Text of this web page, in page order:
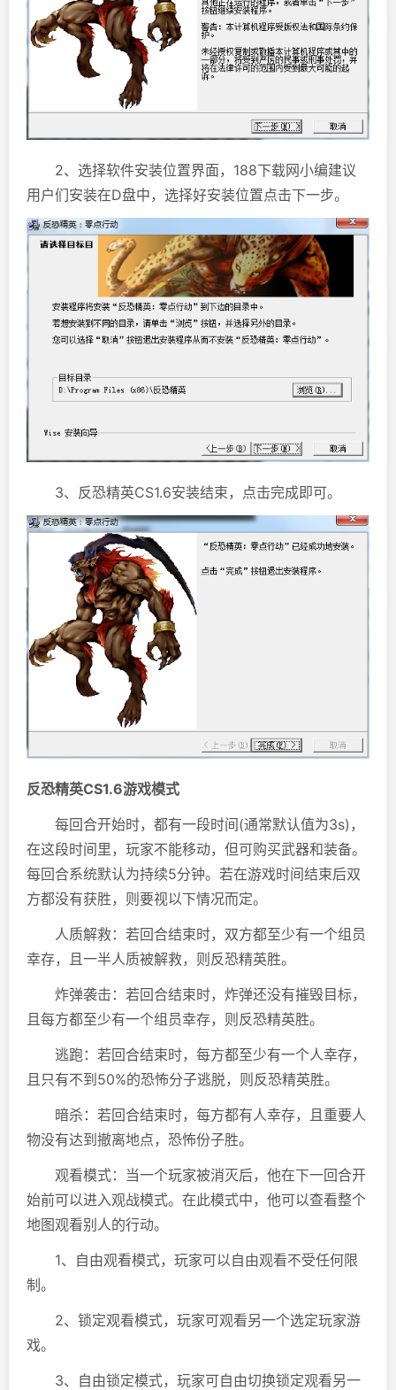
2、选择软件安装位置界面，188下载网小编建议
用户们安装在D盘中，选择好安装位置点击下一步。
3、反恐精英CS1.6安装结束，点击完成即可。
反恐精英CS1.6游戏模式
每回合开始时，都有一段时间(通常默认值为3s)，
在这段时间里，玩家不能移动，但可购买武器和装备。
每回合系统默认为持续5分钟。若在游戏时间结束后双
方都没有获胜，则要视以下情况而定。
人质解救：若回合结束时，双方都至少有一个组员
幸存，且一半人质被解救，则反恐精英胜。
炸弹袭击：若回合结束时，炸弹还没有摧毁目标，
且每方都至少有一个组员幸存，则反恐精英胜。
逃跑：若回合结束时，每方都至少有一个人幸存，
且只有不到50%的恐怖分子逃脱，则反恐精英胜。
暗杀：若回合结束时，每方都有人幸存，且重要人
物没有达到撤离地点，恐怖份子胜。
观看模式：当一个玩家被消灭后，他在下一回合开
始前可以进入观战模式。在此模式中，他可以查看整个
地图观看别人的行动。
1、自由观看模式，玩家可以自由观看不受任何限
制。
2、锁定观看模式，玩家可观看另一个选定玩家游
戏。
3、自由锁定模式，玩家可自由切换锁定观看另一